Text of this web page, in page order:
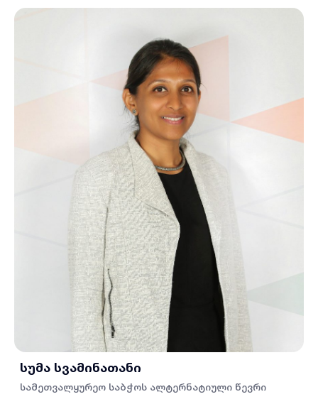
სუმა სვამინათანი
სამეთვალყურეო საბჭოს ალტერნატიული წევრი